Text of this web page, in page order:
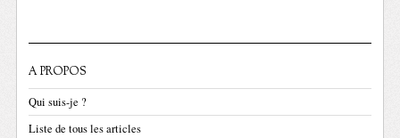
A PROPOS
Qui suis-je ?
Liste de tous les articles